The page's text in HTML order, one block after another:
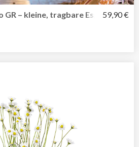
GR – kleine, tragbare 59,90 €